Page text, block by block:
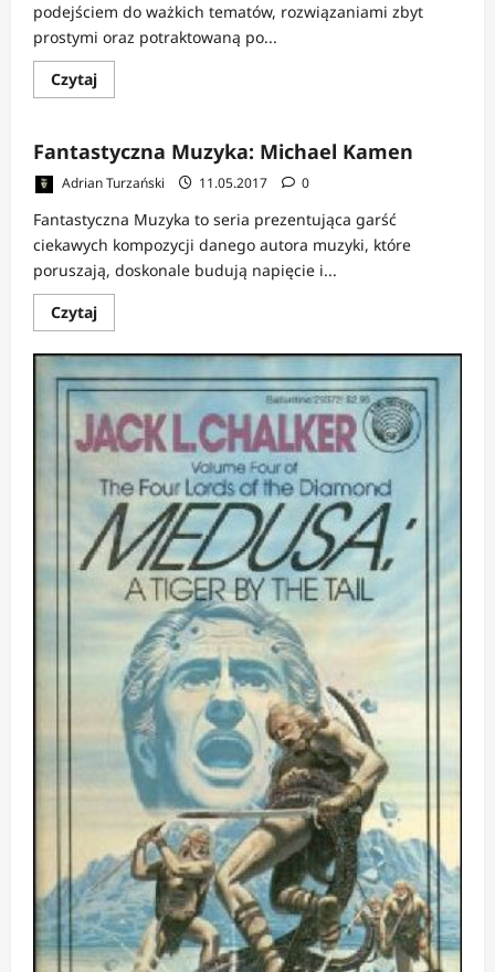
podejściem do ważkich tematów, rozwiązaniami zbyt
prostymi oraz potraktowaną po...
CzytajDowiedz
się
w
każdym
wieku?
Fantastyczna Muzyka: Michael Kamen
Adrian Turzański 11.05.2017 0
Fantastyczna Muzyka to seria prezentująca garść
ciekawych kompozycji danego autora muzyki, które
poruszają, doskonale budują napięcie i...
CzytajDowiedz
się
o
Fantastyczna
Muzyka:
Michael
Kamen